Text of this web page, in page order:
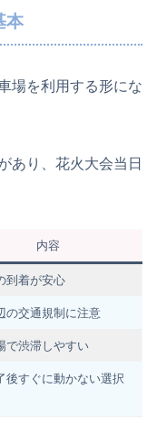
本
場を利用する形にな
あり、花火大会当日
内容
到着が安心
の交通規制に注意
で渋滞しやすい
後すぐに動かない選択